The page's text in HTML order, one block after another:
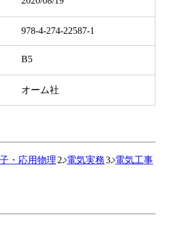
978-4-274-22587-1
B5
オーム社
・応用物理 電気実務 電気工事